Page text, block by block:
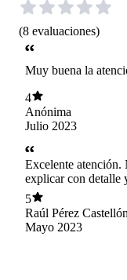
(8 evaluaciones)
Muy buena la
4
Anónima
Julio 2023
Excelente atención.
explicar con detalle y
recomendado.
5
Raúl Pérez Castellón
Mayo 2023